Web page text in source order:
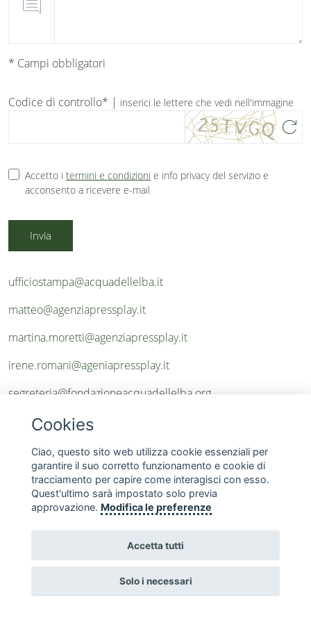
* Campi obbligatori
Codice di controllo* | inserici le lettere che vedi nell'immagine
refresh
Accetto i termini e condizioni e info privacy del servizio e
acconsento a ricevere e-mail
Invia
ufficiostampa@acquadellelba.it
matteo@agenziapressplay.it
martina.moretti@agenziapressplay.it
irene.romani@ageniapressplay.it
segreteria@fondazioneacquadellelba.org
SEGUICI SUI SOCIAL
Copyright © 2010 - 2026 Fondazione Acqua dell'Elba
Cookies
Ciao, questo sito web utilizza cookie essenziali per
garantire il suo corretto funzionamento e cookie di
tracciamento per capire come interagisci con esso.
Quest'ultimo sarà impostato solo previa
approvazione. Modifica le preferenze
Accetta tutti
Solo i necessari